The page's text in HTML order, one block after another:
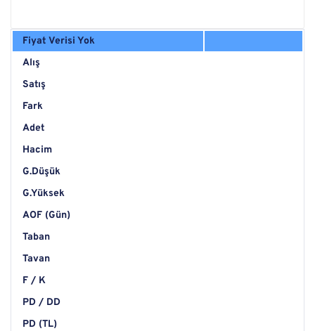
Fiyat Verisi Yok
Alış
Satış
Fark
Adet
Hacim
G.Düşük
G.Yüksek
AOF (Gün)
Taban
Tavan
F / K
PD / DD
PD (TL)